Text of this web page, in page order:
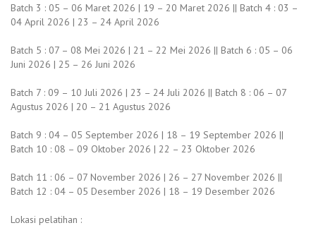
Batch 3 : 05 – 06 Maret 2026 | 19 – 20 Maret 2026 || Batch 4 : 03 –
04 April 2026 | 23 – 24 April 2026
Batch 5 : 07 – 08 Mei 2026 | 21 – 22 Mei 2026 || Batch 6 : 05 – 06
Juni 2026 | 25 – 26 Juni 2026
Batch 7 : 09 – 10 Juli 2026 | 23 – 24 Juli 2026 || Batch 8 : 06 – 07
Agustus 2026 | 20 – 21 Agustus 2026
Batch 9 : 04 – 05 September 2026 | 18 – 19 September 2026 ||
Batch 10 : 08 – 09 Oktober 2026 | 22 – 23 Oktober 2026
Batch 11 : 06 – 07 November 2026 | 26 – 27 November 2026 ||
Batch 12 : 04 – 05 Desember 2026 | 18 – 19 Desember 2026
Lokasi pelatihan :